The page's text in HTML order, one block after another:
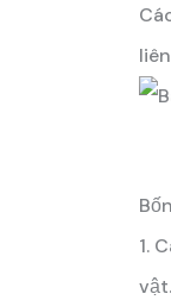
1.